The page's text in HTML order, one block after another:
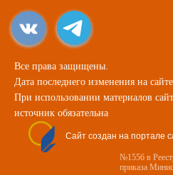
Все права защищены.
Дата последнего изменения на
При использовании материалов
источник обязательна
Сайт создан на портале
№1556 в
приказа